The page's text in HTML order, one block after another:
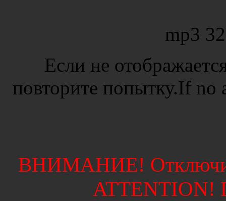
mp3
Если не
повторите попытку.If
ВНИМАНИЕ!
ATTENTION!